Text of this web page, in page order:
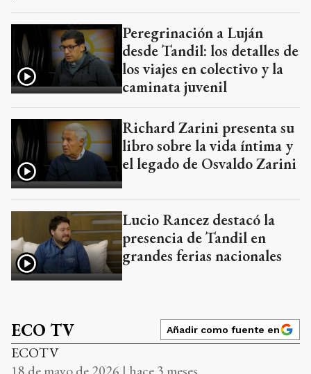
Peregrinación a Luján
desde Tandil: los detalles de
los viajes en colectivo y la
caminata juvenil
Richard Zarini presenta su
libro sobre la vida íntima y
el legado de Osvaldo Zarini
Lucio Rancez destacó la
presencia de Tandil en
grandes ferias nacionales
ECO TV Añadir como fuente en
ECOTV